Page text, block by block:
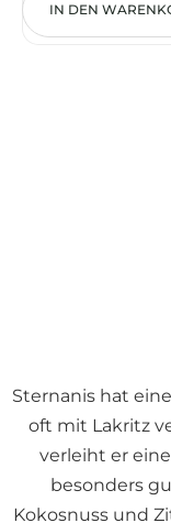
Nelken und
treffen auf
IN DEN
Sternanis hat
oft mit Lakritz
verleiht er
besonders
Kokosnuss und